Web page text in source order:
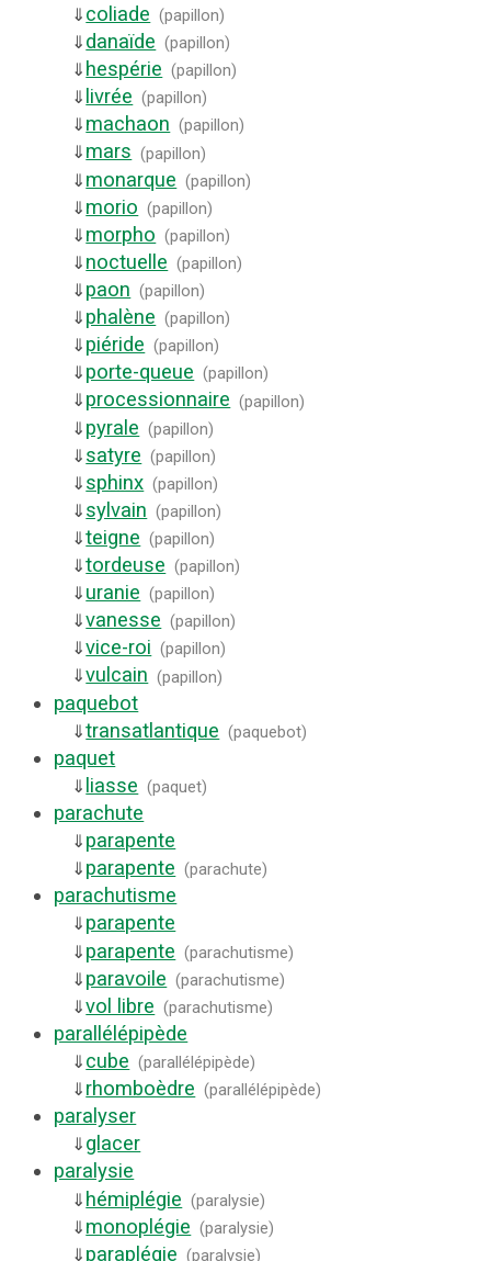
⇓ coliade (papillon)
⇓ danaïde (papillon)
⇓ hespérie (papillon)
⇓ livrée (papillon)
⇓ machaon (papillon)
⇓ mars (papillon)
⇓ monarque (papillon)
⇓ morio (papillon)
⇓ morpho (papillon)
⇓ noctuelle (papillon)
⇓ paon (papillon)
⇓ phalène (papillon)
⇓ piéride (papillon)
⇓ porte-queue (papillon)
⇓ processionnaire (papillon)
⇓ pyrale (papillon)
⇓ satyre (papillon)
⇓ sphinx (papillon)
⇓ sylvain (papillon)
⇓teigne (papillon)
⇓tordeuse (papillon)
⇓ uranie (papillon)
⇓vanesse (papillon)
⇓vice-roi (papillon)
⇓vulcain (papillon)
paquebot
⇓transatlantique (paquebot)
paquet
⇓ liasse (paquet)
parachute
⇓ parapente
⇓ parapente (parachute)
parachutisme
⇓ parapente
⇓ parapente (parachutisme)
⇓ paravoile (parachutisme)
⇓vol libre (parachutisme)
parallélépipède
⇓ cube (parallélépipède)
⇓ rhomboèdre (parallélépipède)
paralyser
⇓ glacer
paralysie
⇓ hémiplégie (paralysie)
⇓ monoplégie (paralysie)
⇓ paraplégie (paralysie)